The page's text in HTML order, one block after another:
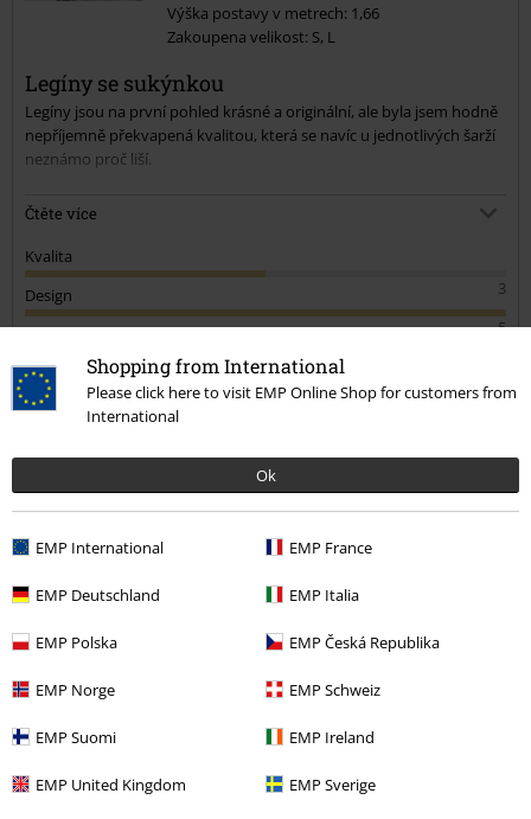
Shopping from International
Please click here to visit EMP Online Shop for customers from
International
Ok
EMP International EMP France
EMP Deutschland EMP Italia
EMP Polska EMP Česká Republika
EMP Norge EMP Schweiz
EMP Suomi EMP Ireland
EMP United Kingdom EMP Sverige
Výška postavy v metrech: 1,66
Zakoupena velikost: S, L
Legíny se sukýnkou
Legíny jsou na první pohled krásné a originální, ale byla jsem hodně
nepříjemně překvapená kvalitou, která se navíc u jednotlivých šarží
neznámo proč liší.
Běžně nosím S, legíny S jsou mi dobře, ale ten materiál je velký
to vůbec nosit.
Po nějaké době jsem jako dárek dostala druhé, úplně stejné, akorát
ve velikosti L. Na to, že mám normálně S, mi sedí paradoxně také
primárně jsou z mnohem kvalitnějšího a pevnějšího materiálu, což
mě překvapilo.
Čtěte více
Kvalita
3
Design
5
Střih
Pomohlo Vám toto hodnocení?
Publikováno: Čtvrtek, 01.04.2021
Zakoupena velikost: XL
Daniela Ž.